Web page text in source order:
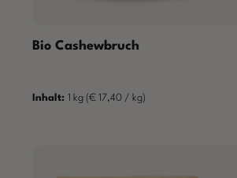
Bio Cashewbruch
Inhalt: 1 kg (€ 17,40 / kg)